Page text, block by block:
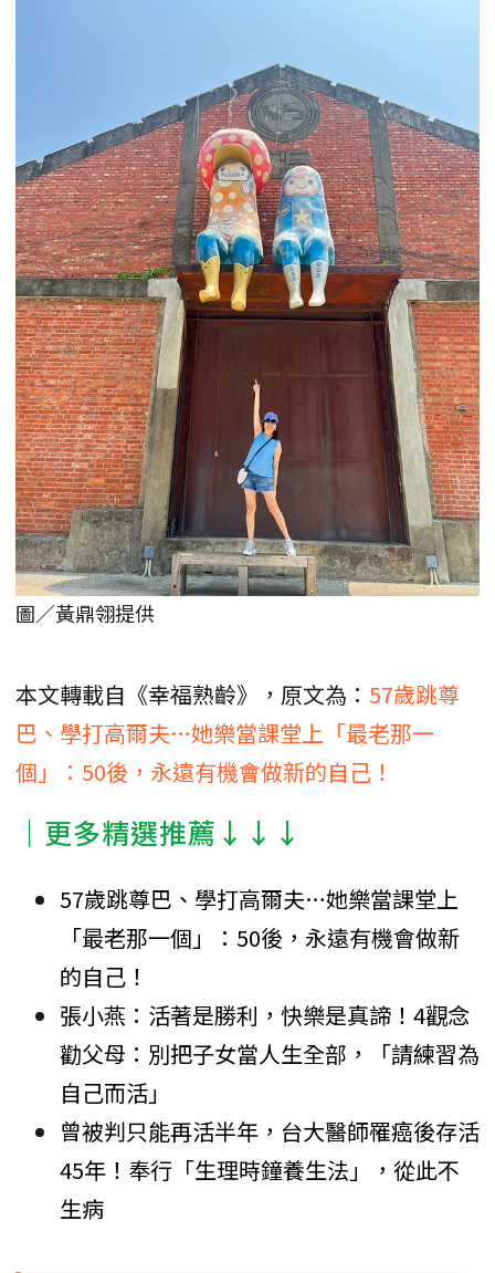
圖／黃鼎翎提供
本文轉載自《幸福熟齡》，原文為： 57歲跳尊
巴、學打高爾夫…她樂當課堂上「最老那一
個」：50後，永遠有機會做新的自己！
│更多精選推薦↓↓↓
57歲跳尊巴、學打高爾夫…她樂當課堂上
「最老那一個」：50後，永遠有機會做新
的自己！
張小燕：活著是勝利，快樂是真諦！4觀念
勸父母：別把子女當人生全部，「請練習為
自己而活」
曾被判只能再活半年，台大醫師罹癌後存活
45年！奉行「生理時鐘養生法」，從此不
生病